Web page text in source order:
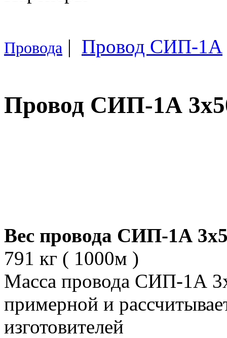
Провода | Провод СИП-1А
Провод СИП-1А
Вес провода СИП-1А
791 кг ( 1000м )
Масса провода СИП-1А
примерной и
изготовителей